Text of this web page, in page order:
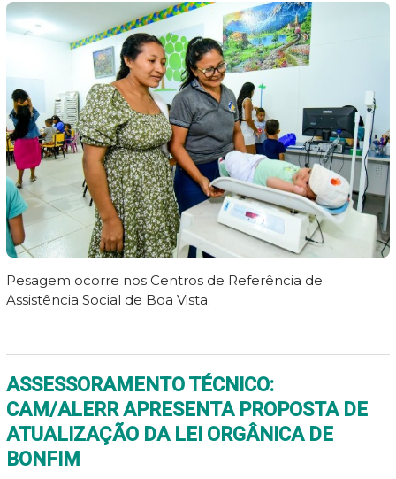
Pesagem ocorre nos Centros de Referência de
Assistência Social de Boa Vista.
ASSESSORAMENTO TÉCNICO:
CAM/ALERR APRESENTA PROPOSTA DE
ATUALIZAÇÃO DA LEI ORGÂNICA DE
BONFIM